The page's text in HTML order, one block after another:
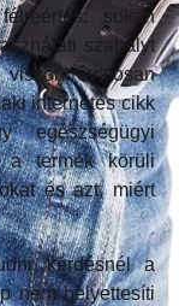
sokan
szabályt
viszont óvatosan
internetes cikk
egészségügyi
a termék körüli
és azt, miért
kérdésnél a
nem helyettesíti